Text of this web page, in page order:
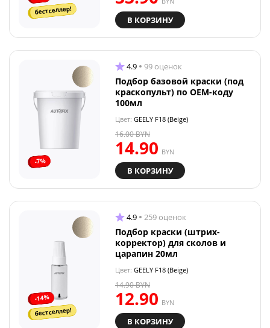
бестселлер!
В КОРЗИНУ
-7%
4.9 99 оценок
Подбор базовой краски (под
краскопульт) по OEM-коду
100мл
Цвет: GEELY F18 (Beige)
14.90 BYN
16.00BYN
В КОРЗИНУ
-14%
бестселлер!
4.9 259 оценок
Подбор краски (штрих-
корректор) для сколов и
царапин 20мл
Цвет: GEELY F18 (Beige)
12.90 BYN
14.90BYN
В КОРЗИНУ